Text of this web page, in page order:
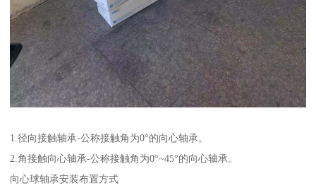
1.径向接触轴承-公称接触角为0°的向心轴承。
2.角接触向心轴承-公称接触角为0°~45°的向心轴承。
向心球轴承安装布置方式